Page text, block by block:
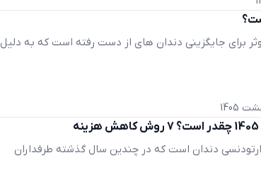
برای جایگزینی دندان های از دست رفته است که به دلیل
دندان است که در چندین سال گذشته طرفداران